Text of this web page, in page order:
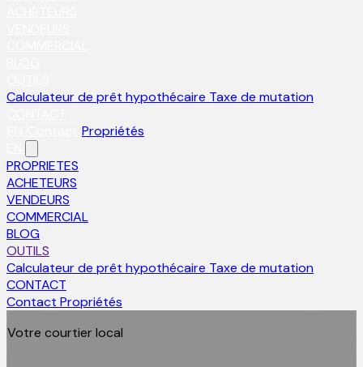
Calculateur de prêt hypothécaire Taxe de mutation
Propriétés
PROPRIETES
ACHETEURS
VENDEURS
COMMERCIAL
BLOG
OUTILS
Calculateur de prêt hypothécaire Taxe de mutation
CONTACT
Contact Propriétés
Votre courtier local